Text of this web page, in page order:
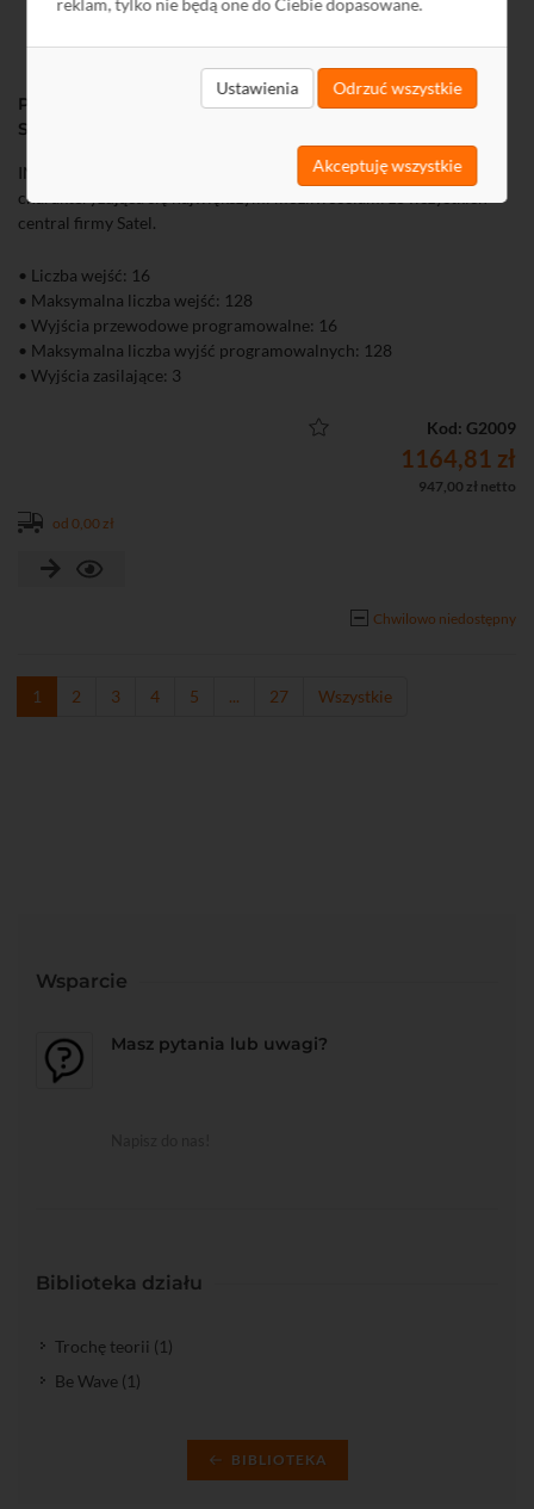
reklam, tylko nie będą one do Ciebie dopasowane.
Ustawienia Odrzuć wszystkie
Akceptuję wszystkie
Płyta główna centrali INTEGRA 128 Plus 16...128 wejść
SATEL
INTEGRA 128 Plus to centrala alarmowa z serii Integra,
charakteryzująca się największymi możliwościami ze wszystkich
central firmy Satel.
• Liczba wejść: 16
• Maksymalna liczba wejść: 128
• Wyjścia przewodowe programowalne: 16
• Maksymalna liczba wyjść programowalnych: 128
• Wyjścia zasilające: 3
• Napięcie zasilania: 20 V / AC
• Parametry linii: NO, NC, EOL, 2EOL/NO, 2EOL/NC, 3EOL/NC,
Kod: G2009
1164,81 zł
947,00 zł netto
od 0,00 zł
Chwilowo niedostępny
1 2 3 4 5 ... 27 Wszystkie
Wsparcie
Masz pytania lub uwagi?
Biblioteka działu
Trochę teorii (1)
Be Wave (1)
BIBLIOTEKA